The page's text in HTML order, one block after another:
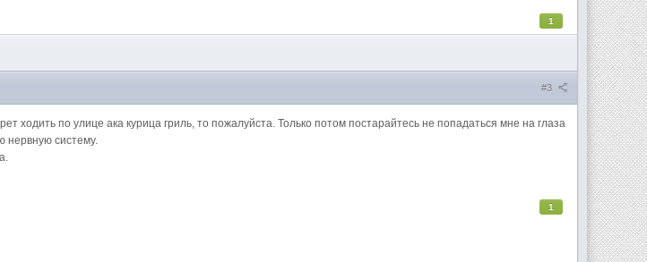
1
#3
ходить по улице ака курица гриль, то пожалуйста. Только потом постарайтесь не попадаться мне на глаза
нервную систему.
1